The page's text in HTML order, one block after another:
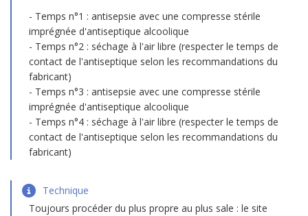
Temps n°1 : antisepsie avec une compresse stérile
imprégnée d'antiseptique alcoolique
Temps n°2 : séchage à l'air libre (respecter le temps de
contact de l'antiseptique selon les recommandations du
fabricant)
Temps n°3 : antisepsie avec une compresse stérile
imprégnée d'antiseptique alcoolique
Temps n°4 : séchage à l'air libre (respecter le temps de
contact de l'antiseptique selon les recommandations du
fabricant)
Technique
Toujours procéder du plus propre au plus sale : le site